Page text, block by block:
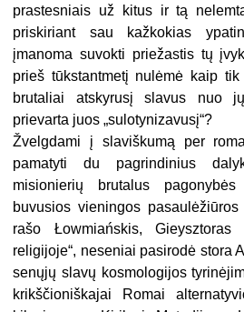
prastesniais už kitus ir tą
priskiriant sau kažkokias
įmanoma suvokti priežastis tų
prieš tūkstantmetį nulėmė kaip
brutaliai atskyrusį slavus nuo
prievarta juos „sulotynizavusį“?
Žvelgdami į slaviškumą per
pamatyti du pagrindinius
misionierių brutalus
buvusios vieningos
rašo Łowmiańskis,
religijoje“, neseniai pasirodė stora
senųjų slavų kosmologijos
krikščioniškajai Romai